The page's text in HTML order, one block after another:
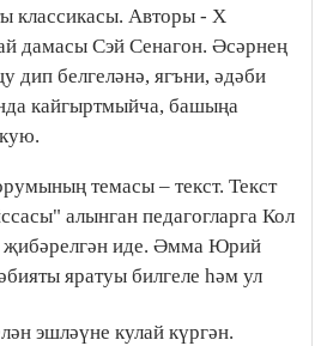
классикасы. Авторы - Х
дамасы Сэй Сенагон. Әсәрнең
дип белгеләнә, ягъни, әдәби
кайгыртмыйча, башыңа
темасы – текст. Текст
алынган педагогларга Кол
җибәрелгән иде. Әмма Юрий
яратуы билгеле һәм ул
эшләүне кулай күргән.